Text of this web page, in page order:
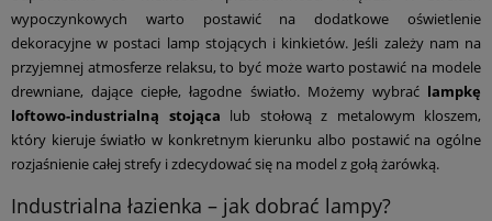
wypoczynkowych warto postawić na dodatkowe oświetlenie
dekoracyjne w postaci lamp stojących i kinkietów. Jeśli zależy nam na
przyjemnej atmosferze relaksu, to być może warto postawić na modele
drewniane, dające ciepłe, łagodne światło. Możemy wybrać lampkę
loftowo-industrialną stojąca lub stołową z metalowym kloszem,
który kieruje światło w konkretnym kierunku albo postawić na ogólne
rozjaśnienie całej strefy i zdecydować się na model z gołą żarówką.
Industrialna łazienka – jak dobrać lampy?